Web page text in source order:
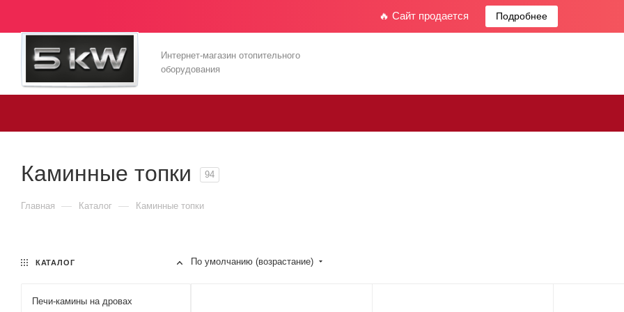
🔥 Сайт продается Подробнее
Интернет-магазин отопительного
оборудования
Каминные топки 94
Главная — Каталог — Каминные топки
По умолчанию (возрастание)
КАТАЛОГ
Печи-камины на дровах